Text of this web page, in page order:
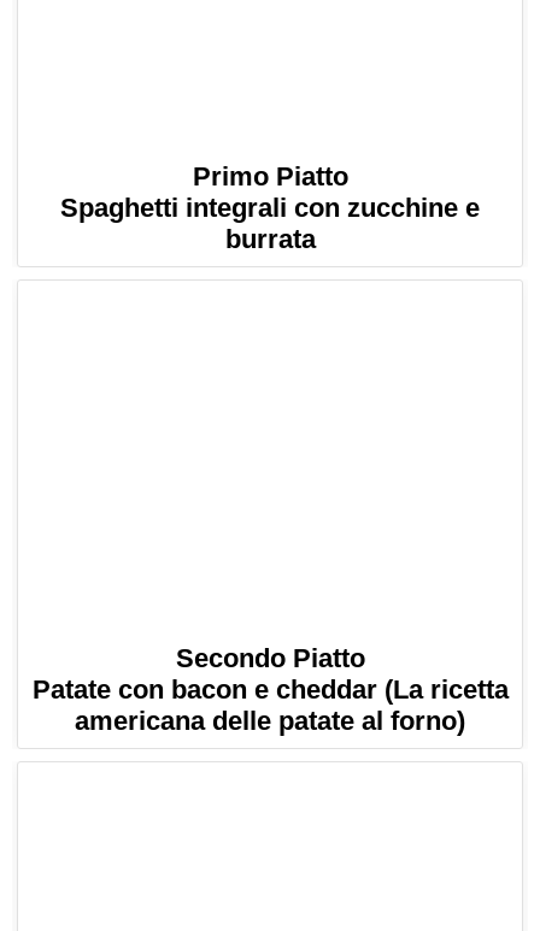
Primo Piatto
Spaghetti integrali con zucchine e
burrata
Secondo Piatto
Patate con bacon e cheddar (La ricetta
americana delle patate al forno)